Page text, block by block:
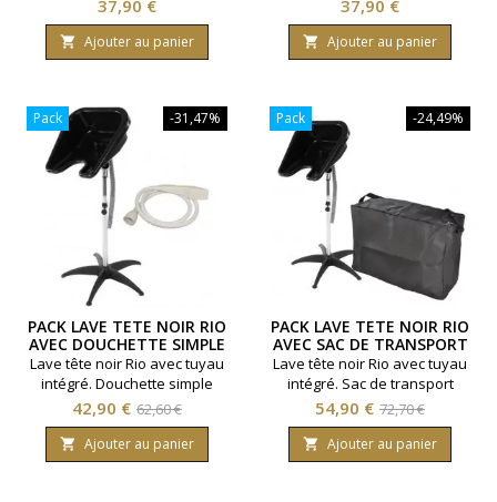
réglable. Cuve en PP haute
qualité Coloris rose
Prix
37,90 €
 Ajouter au panier
réglable. Cuve en PP haute
qualité Coloris gris
Prix
37,90 €
 Ajouter au panier
-31,47%
Pack
PACK LAVE TETE NOIR RIO
AVEC DOUCHETTE SIMPLE
Lave tête noir Rio avec tuyau
intégré. Douchette simple
pour lave-tête fourni. Bac à
shampooing avec cuve
inclinable. Hauteur réglable.
Coloris noir.
Prix
42,90 € Prix
de
base
62,60 €
 Ajouter au panier
-24,49%
Pack
PACK LAVE TETE NOIR RIO
AVEC SAC DE TRANSPORT
Lave tête noir Rio avec tuyau
intégré. Sac de transport
pour lave-tête fourni. Bac à
shampooing avec cuve
inclinable. Hauteur réglable.
Coloris noir.
Prix
54,90 € Prix
de
base
72,70 €
 Ajouter au panier